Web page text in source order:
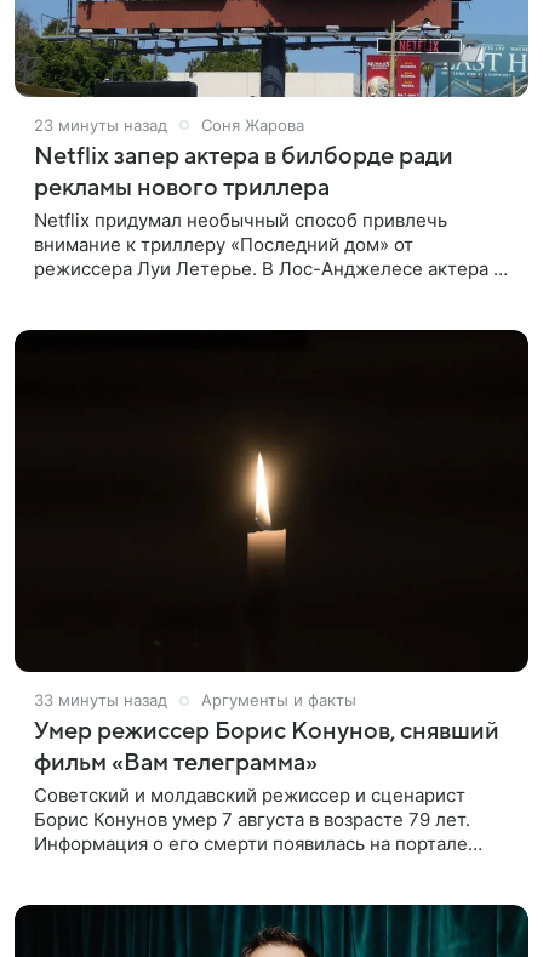
23 минуты назад Соня Жарова
Netflix запер актера в билборде ради
рекламы нового триллера
Netflix придумал необычный способ привлечь
внимание к триллеру «Последний дом» от
режиссера Луи Летерье. В Лос-Анджелесе актера на
33 минуты назад Аргументы и факты
Умер режиссер Борис Конунов, снявший
фильм «Вам телеграмма»
Советский и молдавский режиссер и сценарист
Борис Конунов умер 7 августа в возрасте 79 лет.
Информация о его смерти появилась на портале